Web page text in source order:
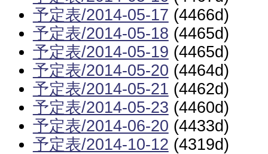
予定表/2014-05-17 (4466d)
予定表/2014-05-18 (4465d)
予定表/2014-05-19 (4465d)
予定表/2014-05-20 (4464d)
予定表/2014-05-21 (4462d)
予定表/2014-05-23 (4460d)
予定表/2014-06-20 (4433d)
予定表/2014-10-12 (4319d)